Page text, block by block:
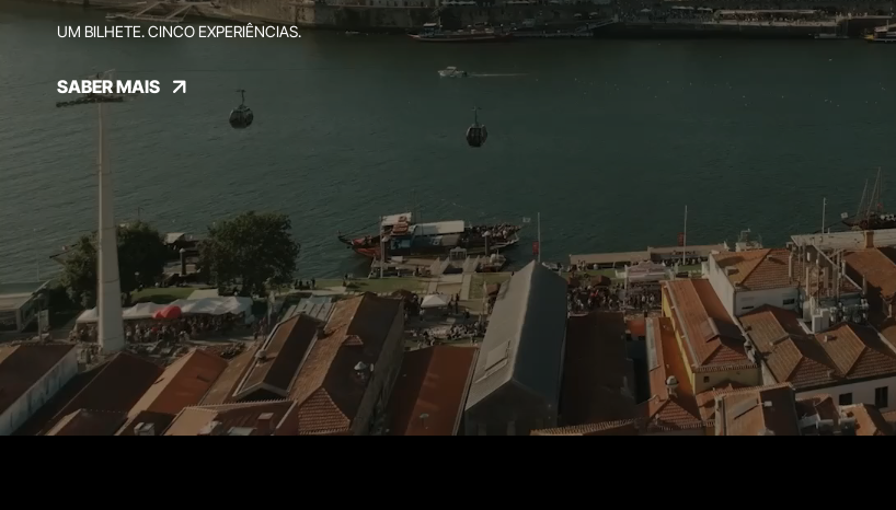
UM BILHETE. CINCO EXPERIÊNCIAS.
SABER MAIS